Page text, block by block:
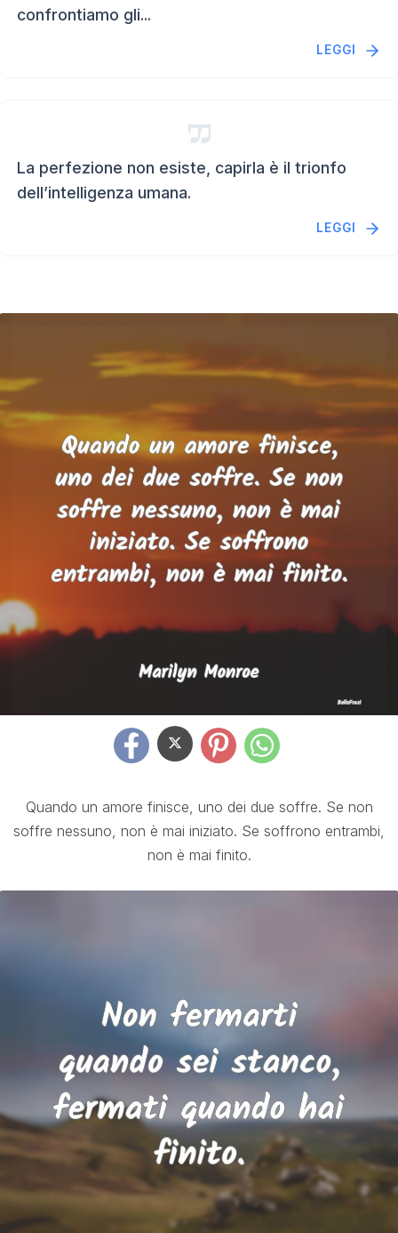
confrontiamo gli...
LEGGI
La perfezione non esiste, capirla è il trionfo
dell’intelligenza umana.
LEGGI
Quando un amore finisce, uno dei due soffre. Se non
soffre nessuno, non è mai iniziato. Se soffrono entrambi,
non è mai finito.